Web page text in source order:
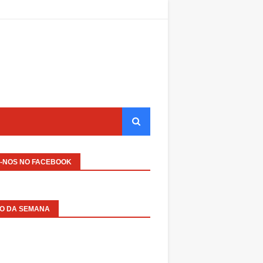
NOS NO FACEBOOK
DA SEMANA